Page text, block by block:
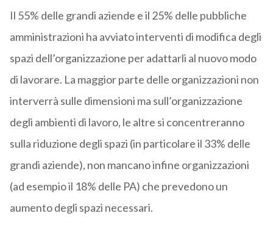
Il 55% delle grandi aziende e il 25% delle pubbliche
amministrazioni ha avviato interventi di modifica degli
spazi dell’organizzazione per adattarli al nuovo modo
di lavorare. La maggior parte delle organizzazioni non
interverrà sulle dimensioni ma sull’organizzazione
degli ambienti di lavoro, le altre si concentreranno
sulla riduzione degli spazi (in particolare il 33% delle
grandi aziende), non mancano infine organizzazioni
(ad esempio il 18% delle PA) che prevedono un
aumento degli spazi necessari.